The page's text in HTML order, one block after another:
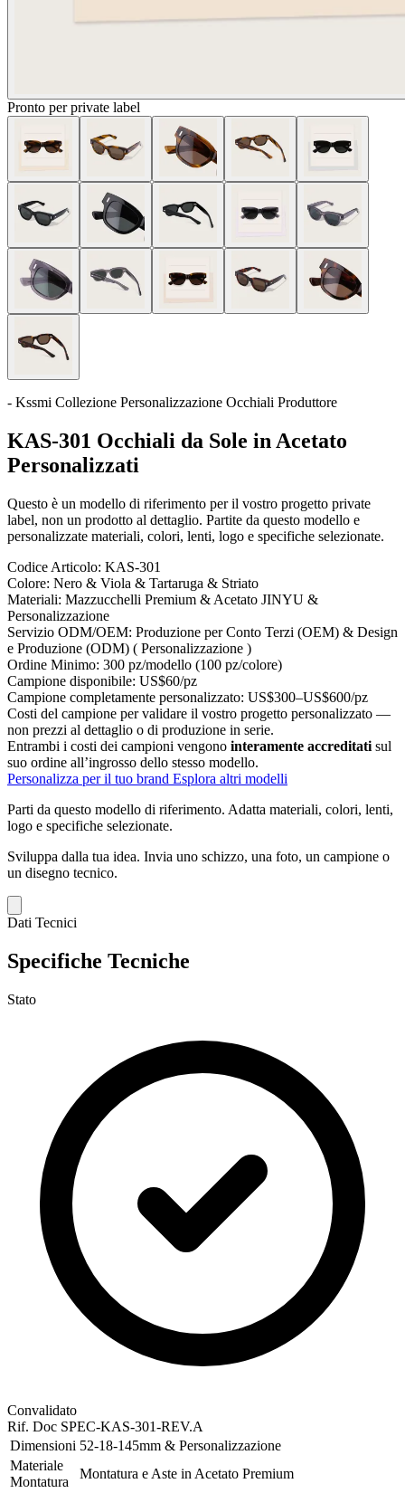
Pronto per private label
- Kssmi Collezione Personalizzazione Occhiali Produttore
KAS-301 Occhiali da Sole in Acetato
Personalizzati
Questo è un modello di riferimento per il vostro progetto private
label, non un prodotto al dettaglio. Partite da questo modello e
personalizzate materiali, colori, lenti, logo e specifiche selezionate.
Codice Articolo: KAS-301
Colore: Nero & Viola & Tartaruga & Striato
Materiali: Mazzucchelli Premium & Acetato JINYU &
Personalizzazione
Servizio ODM/OEM: Produzione per Conto Terzi (OEM) & Design
e Produzione (ODM) ( Personalizzazione )
Ordine Minimo: 300 pz/modello (100 pz/colore)
Campione disponibile: US$60/pz
Campione completamente personalizzato: US$300–US$600/pz
Costi del campione per validare il vostro progetto personalizzato —
non prezzi al dettaglio o di produzione in serie.
Entrambi i costi dei campioni vengono interamente accreditati sul
suo ordine all’ingrosso dello stesso modello.
Personalizza per il tuo brand Esplora altri modelli
Parti da questo modello di riferimento. Adatta materiali, colori, lenti,
logo e specifiche selezionate.
Sviluppa dalla tua idea. Invia uno schizzo, una foto, un campione o
un disegno tecnico.
Dati Tecnici
Specifiche Tecniche
Stato
Convalidato
Rif. Doc SPEC-KAS-301-REV.A
Dimensioni 52-18-145mm & Personalizzazione
Materiale
Montatura
Montatura e Aste in Acetato Premium